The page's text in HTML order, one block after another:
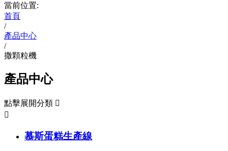
當前位置:
首頁
/
產品中心
/
撒顆粒機
產品中心
點擊展開分類 

慕斯蛋糕生產線